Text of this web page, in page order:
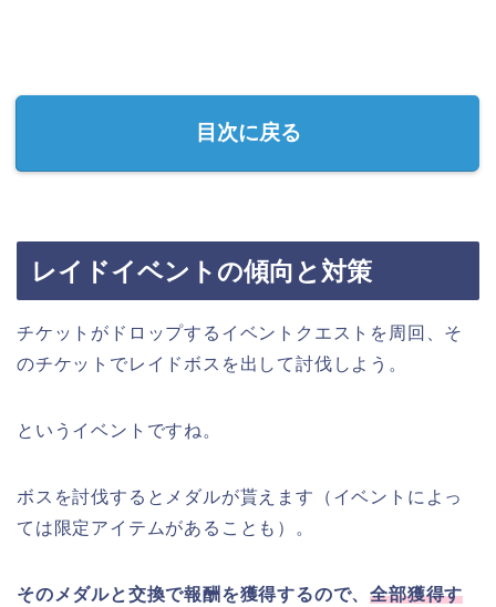
目次に戻る
レイドイベントの傾向と対策
チケットがドロップするイベントクエストを周回、そ
のチケットでレイドボスを出して討伐しよう。
というイベントですね。
ボスを討伐するとメダルが貰えます（イベントによっ
ては限定アイテムがあることも）。
そのメダルと交換で報酬を獲得するので、全部獲得す